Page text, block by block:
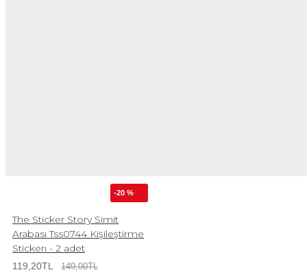
-20 %
The Sticker Story Simit
Arabası Tss0744 Kişileştirme
Stickerı - 2 adet
119,20TL 149,00TL